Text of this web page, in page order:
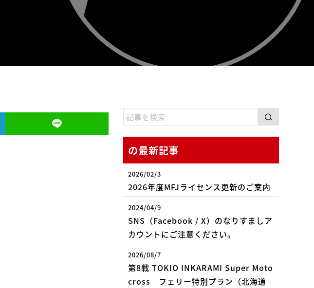
の最新記事
2026/02/3
2026年度MFJライセンス更新のご案内
2024/04/9
SNS（Facebook / X）のなりすましア
カウントにご注意ください。
2026/08/7
第8戦 TOKIO INKARAMI Super Moto
cross フェリー特別プラン（北海道